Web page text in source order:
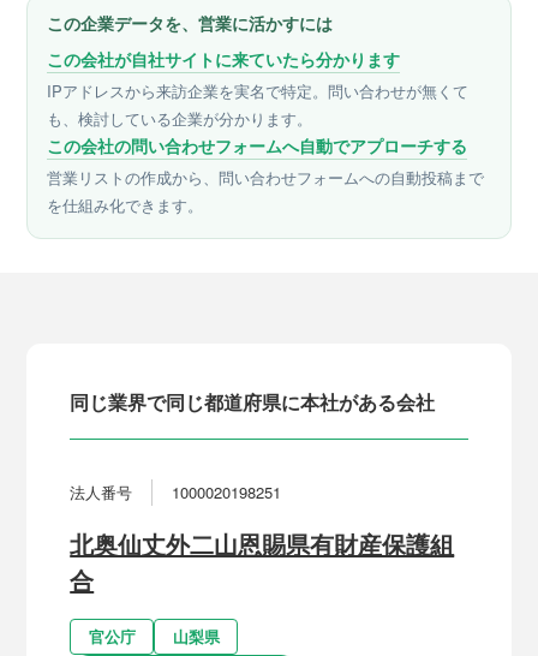
この企業データを、営業に活かすには
この会社が自社サイトに来ていたら分かります
IPアドレスから来訪企業を実名で特定。問い合わせが無くて
も、検討している企業が分かります。
この会社の問い合わせフォームへ自動でアプローチする
営業リストの作成から、問い合わせフォームへの自動投稿まで
を仕組み化できます。
同じ業界で同じ都道府県に本社がある会社
法人番号 1000020198251
北奥仙丈外二山恩賜県有財産保護組
合
官公庁 山梨県